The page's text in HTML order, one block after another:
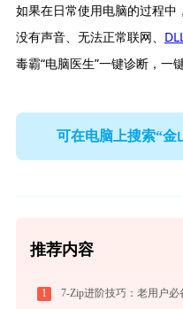
如果在日常使用电脑的过程中
没有声音、无法正常联网、
毒霸“电脑医生”一键诊断，一
可在电脑上搜索“金
推荐内容
1 7-Zip进阶技巧：老用户